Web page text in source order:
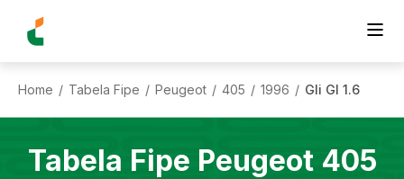
Home / Tabela Fipe / Peugeot / 405 / 1996 / Gli Gl 1.6
Tabela Fipe Peugeot 405